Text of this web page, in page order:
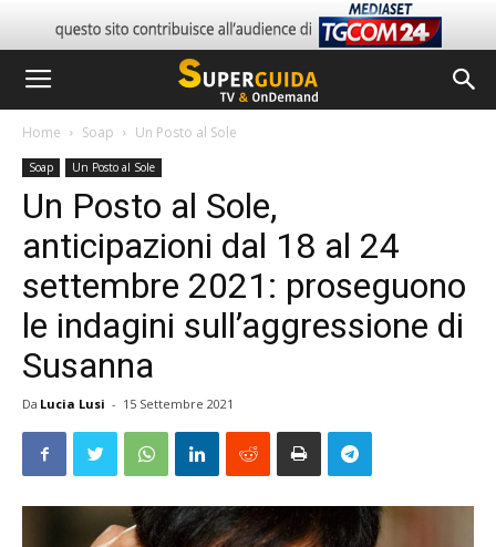
Home Soap Un Posto al Sole
Soap Un Posto al Sole
Un Posto al Sole,
anticipazioni dal 18 al 24
settembre 2021: proseguono
le indagini sull’aggressione di
Susanna
Da Lucia Lusi - 15 Settembre 2021